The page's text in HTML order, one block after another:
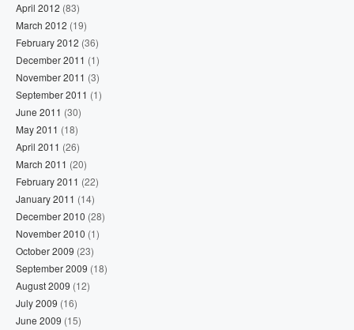
April 2012 (83)
March 2012 (19)
February 2012 (36)
December 2011 (1)
November 2011 (3)
September 2011 (1)
June 2011 (30)
May 2011 (18)
April 2011 (26)
March 2011 (20)
February 2011 (22)
January 2011 (14)
December 2010 (28)
November 2010 (1)
October 2009 (23)
September 2009 (18)
August 2009 (12)
July 2009 (16)
June 2009 (15)